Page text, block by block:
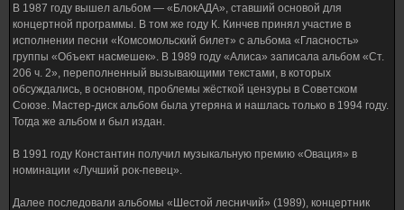
В 1987 году вышел альбом — «БлокАДА», ставший основой для
концертной программы. В том же году К. Кинчев принял участие в
исполнении песни «Комсомольский билет» с альбома «Гласность»
группы «Объект насмешек». В 1989 году «Алиса» записала альбом «Ст.
206 ч. 2», переполненный вызывающими текстами, в которых
обсуждались, в основном, проблемы жёсткой цензуры в Советском
Союзе. Мастер-диск альбом была утеряна и нашлась только в 1994 году.
Тогда же альбом и был издан.
В 1991 году Константин получил музыкальную премию «Овация» в
номинации «Лучший рок-певец».
Далее последовали альбомы «Шестой лесничий» (1989), концертник